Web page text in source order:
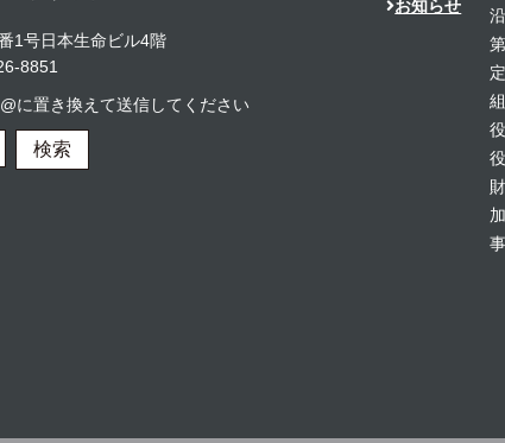
1号日本生命ビル4階
8851
置き換えて送信してください
検索
お知らせ